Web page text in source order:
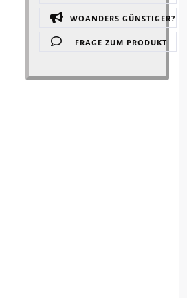
WOANDERS GÜNSTIGER?
FRAGE ZUM PRODUKT